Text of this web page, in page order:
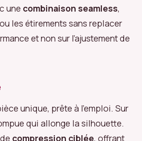
une combinaison seamless,
les étirements sans replacer
et non sur l’ajustement de
unique, prête à l’emploi. Sur
qui allonge la silhouette.
compression ciblée, offrant